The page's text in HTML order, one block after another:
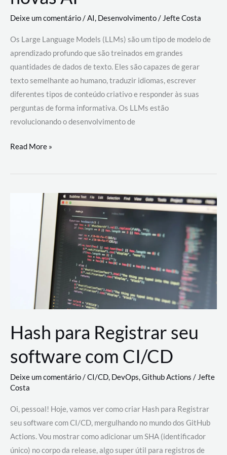
Deixe um comentário/AI, Desenvolvimento/ Jefte Costa
Os Large Language Models (LLMs) são um tipo de modelo de
aprendizado profundo que são treinados em grandes
quantidades de dados de texto. Eles são capazes de gerar
texto semelhante ao humano, traduzir idiomas, escrever
diferentes tipos de conteúdo criativo e responder às suas
perguntas de forma informativa. Os LLMs estão
revolucionando o desenvolvimento de
Large
Models
revolucionando
desenvolvimento
Read More »
Hash para Registrar seu
software com CI/CD
Deixe um comentário/CI/CD, DevOps,Github Actions /Jefte
Costa
Oi, pessoal! Hoje, vamos ver como criar Hash para Registrar
seu software com CI/CD, mergulhando no mundo dos GitHub
Actions. Vou mostrar como adicionar um SHA (identificador
único) no corpo da release, algo super útil para registros de